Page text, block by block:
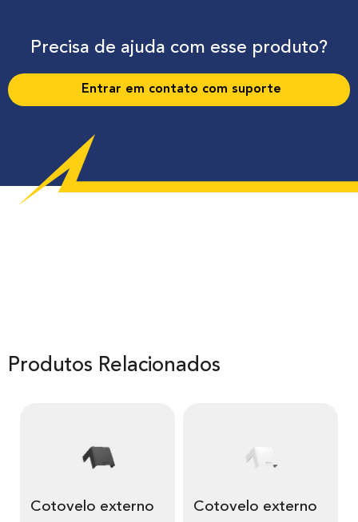
Precisa de ajuda com esse produto?
Entrar em contato com suporte
Produtos Relacionados
Cotovelo externo
Cotovelo externo